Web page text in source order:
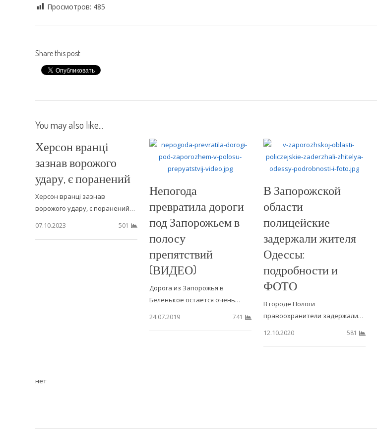
Просмотров: 485
Share this post
You may also like...
Херсон вранці
зазнав ворожого
удару, є поранений
Херсон вранці зазнав
ворожого удару, є поранений…
07.10.2023
501
Непогода
превратила дороги
под Запорожьем в
полосу
препятствий
(ВИДЕО)
Дорога из Запорожья в
Беленькое остается очень…
24.07.2019
741
В Запорожской
области
полицейские
задержали жителя
Одессы:
подробности и
ФОТО
В городе Пологи
правоохранители задержали…
12.10.2020
581
нет